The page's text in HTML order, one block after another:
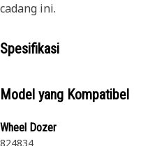
cadang ini.
Spesifikasi
Model yang Kompatibel
Wheel Dozer
824834